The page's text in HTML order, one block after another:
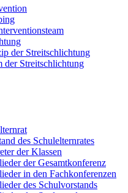
der Streitschlichtung
der Streitschlichtung
des Schulelternrates
der Klassen
der Gesamtkonferenz
in den Fachkonferenzen
des Schulvorstands